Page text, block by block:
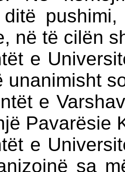
ditë
në të cilën
e
unanimisht
e
Pavarësie
e
sa